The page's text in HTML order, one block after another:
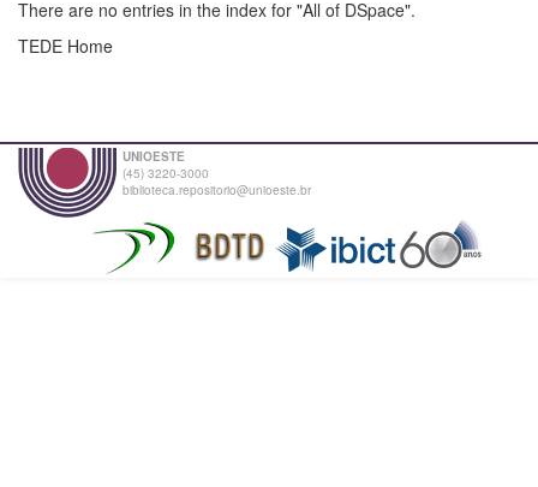
There are no entries in the index for "All of DSpace".
TEDE Home
UNIOESTE
(45) 3220-3000
biblioteca.repositorio@unioeste.br